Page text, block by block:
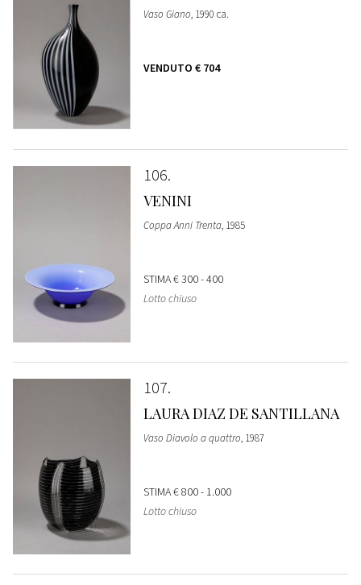
Vaso Giano, 1990 ca.
VENDUTO € 704
106
VENINI
Coppa Anni Trenta, 1985
STIMA€ 300 - 400
Lotto chiuso
107
LAURA DIAZ DE SANTILLANA
Vaso Diavolo a quattro, 1987
STIMA€ 800 - 1.000
Lotto chiuso